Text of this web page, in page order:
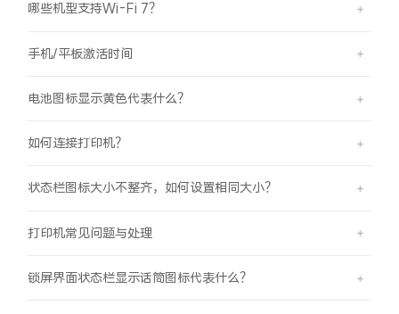
哪些机型支持Wi-Fi 7？
手机/平板激活时间
电池图标显示黄色代表什么？
如何连接打印机？
状态栏图标大小不整齐，如何设置相同大小？
打印机常见问题与处理
锁屏界面状态栏显示话筒图标代表什么？